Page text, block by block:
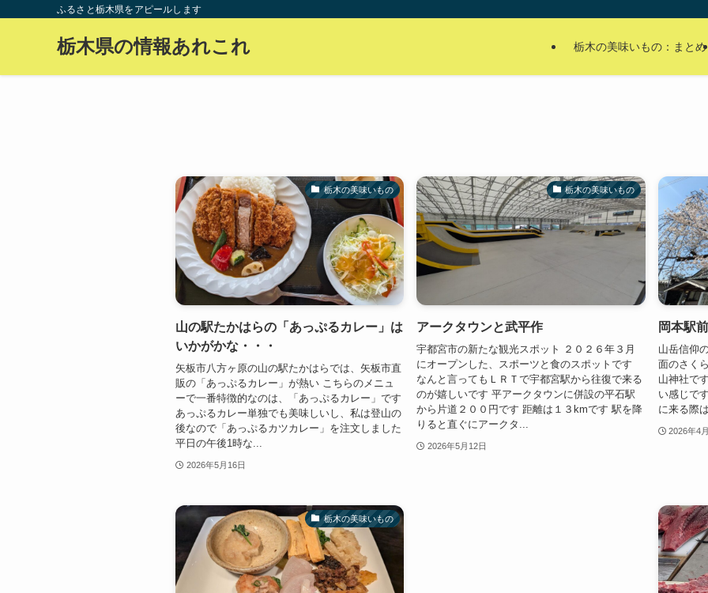
ふるさと栃木県をアピールします
栃木県の情報あれこれ 栃木の美味いもの：まとめ
栃木の美味いもの
山の駅たかはらの「あっぷるカレー」は
いかがかな・・・
矢板市八方ヶ原の山の駅たかはらでは、矢板市直
販の「あっぷるカレー」が熱い こちらのメニュ
ーで一番特徴的なのは、「あっぷるカレー」です
あっぷるカレー単独でも美味しいし、私は登山の
後なので「あっぷるカツカレー」を注文しました
平日の午後1時な...
2026年5月16日
栃木の美味いもの
アークタウンと武平作
宇都宮市の新たな観光スポット ２０２６年３月
にオープンした、スポーツと食のスポットです
なんと言ってもＬＲＴで宇都宮駅から往復で来る
のが嬉しいです 平アークタウンに併設の平石駅
から片道２００円です 距離は１３kmです 駅を降
りると直ぐにアークタ...
2026年5月12日
岡本駅
山岳信仰
面のさく
山神社で
い感じで
に来る際
2026年4
栃木の美味いもの